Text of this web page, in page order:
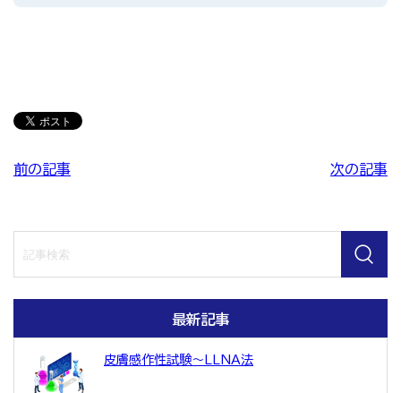
前の記事 次の記事
最新記事
皮膚感作性試験～LLNA法